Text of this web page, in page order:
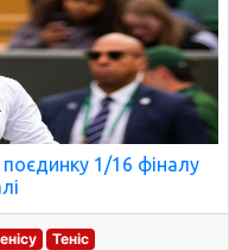
1/16 фіналу
Теніс